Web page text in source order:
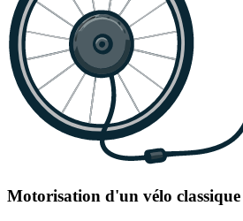
Motorisation d'un vélo classique